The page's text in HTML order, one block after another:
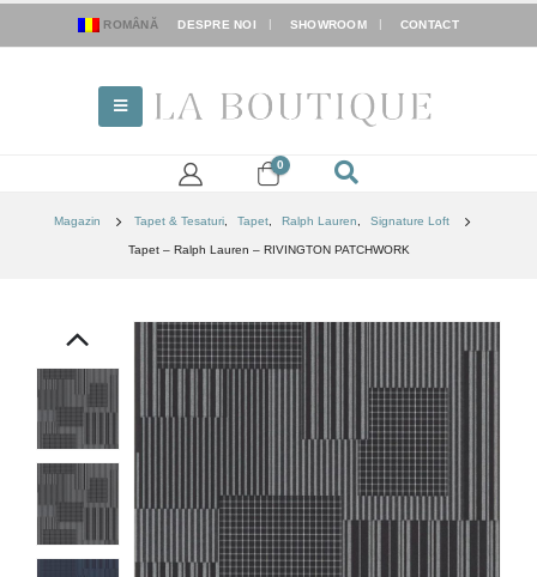
ROMÂNĂ DESPRE NOI SHOWROOM CONTACT
0
Magazin Tapet & Tesaturi Tapet Ralph Lauren Signature Loft
Tapet – Ralph Lauren – RIVINGTON PATCHWORK